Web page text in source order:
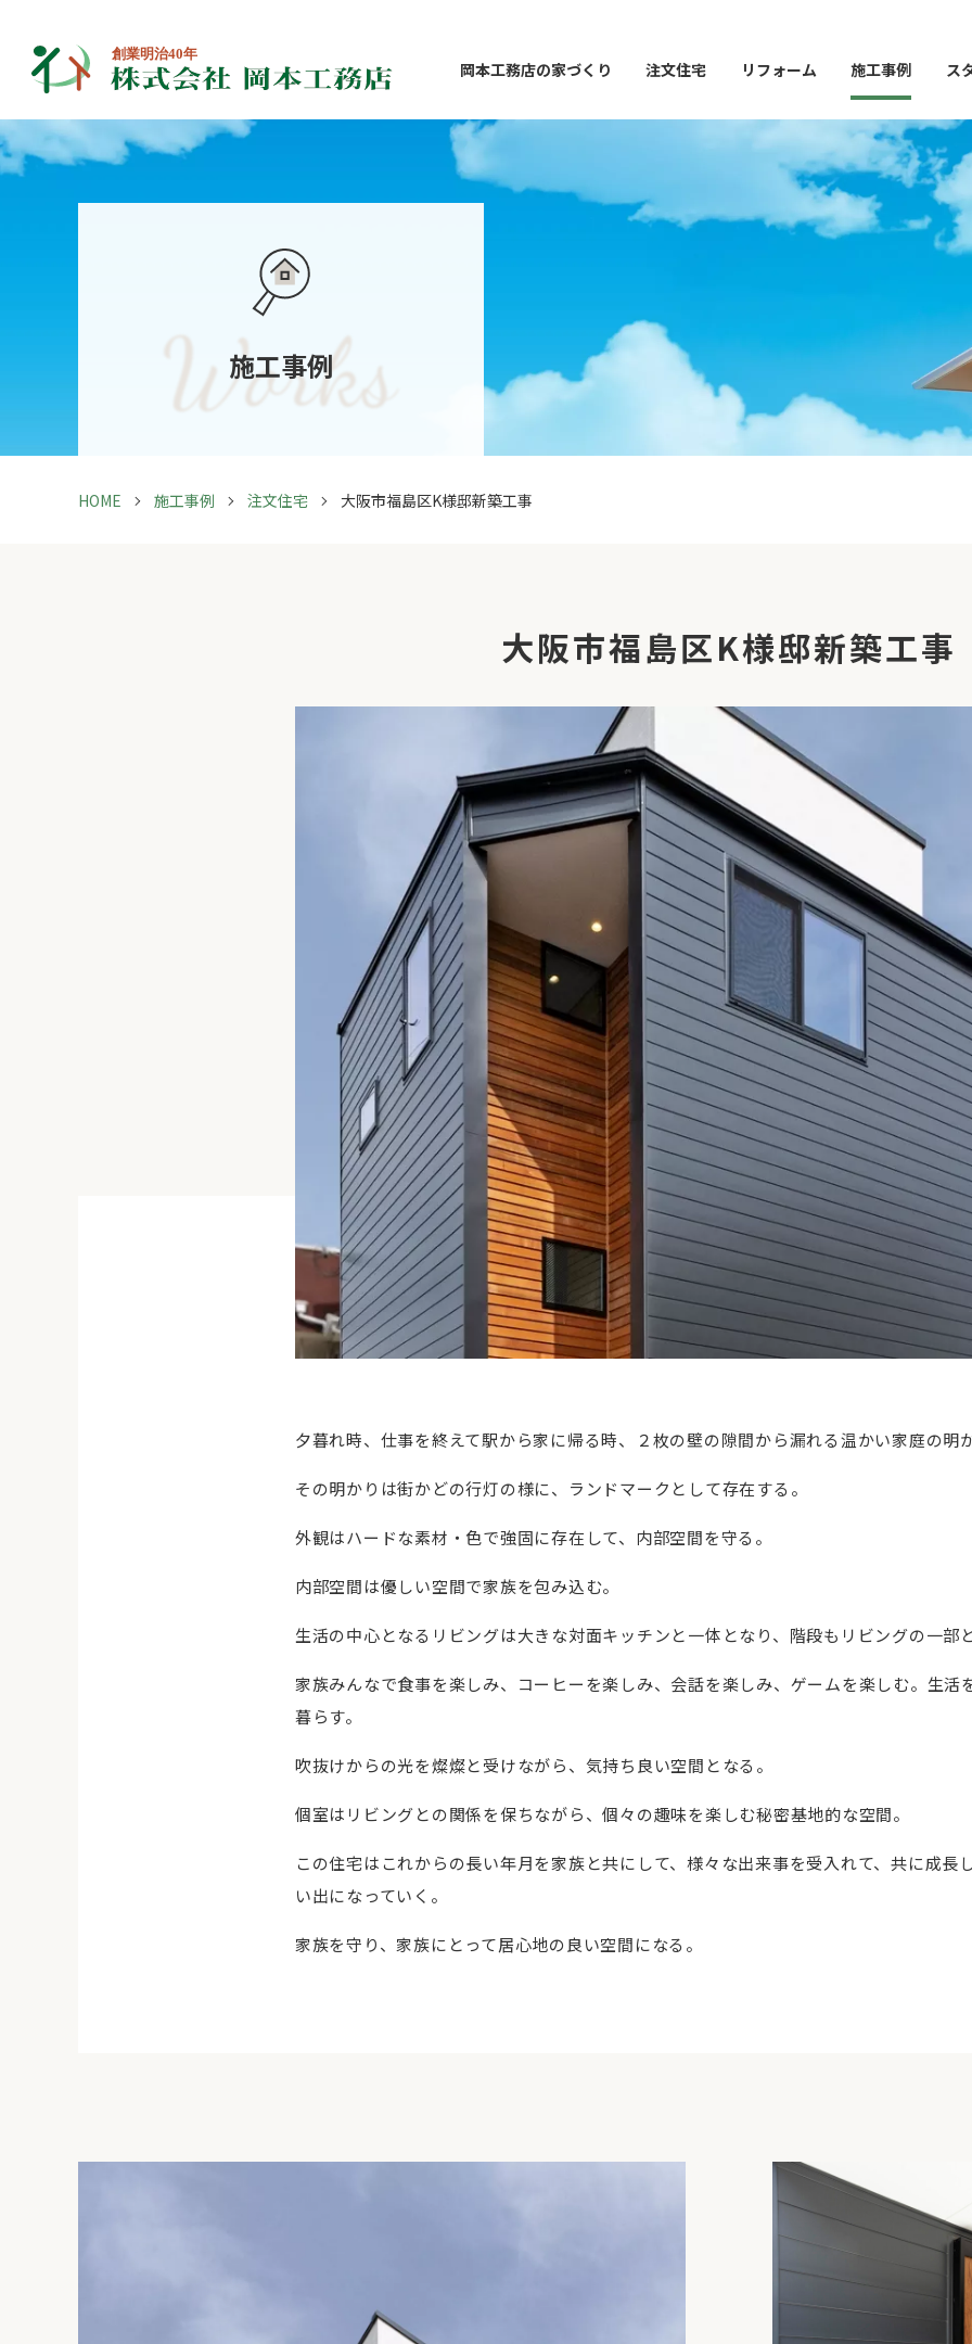
岡本工務店の家づくり 注文住宅 リフォーム 施工事例 ス
施工事例
HOME 施工事例 注文住宅 大阪市福島区K様邸新築工事
大阪市福島区K様邸新築工事
夕暮れ時、仕事を終えて駅から家に帰る時、２枚の壁の隙間から漏れる温かい家庭の明
その明かりは街かどの行灯の様に、ランドマークとして存在する。
外観はハードな素材・色で強固に存在して、内部空間を守る。
内部空間は優しい空間で家族を包み込む。
生活の中心となるリビングは大きな対面キッチンと一体となり、階段もリビングの一部
家族みんなで食事を楽しみ、コーヒーを楽しみ、会話を楽しみ、ゲームを楽しむ。生活
暮らす。
吹抜けからの光を燦燦と受けながら、気持ち良い空間となる。
個室はリビングとの関係を保ちながら、個々の趣味を楽しむ秘密基地的な空間。
この住宅はこれからの⾧い年月を家族と共にして、様々な出来事を受入れて、共に成⾧
い出になっていく。
家族を守り、家族にとって居心地の良い空間になる。